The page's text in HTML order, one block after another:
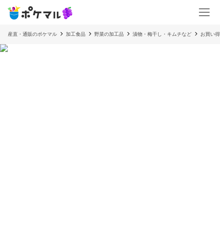
産直・通販のポケマル 加工食品 野菜の加工品 漬物・梅干し・キムチなど お買い